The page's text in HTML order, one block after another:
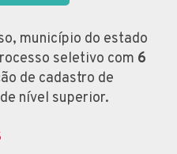
município do estado
seletivo com 6
de cadastro de
nível superior.